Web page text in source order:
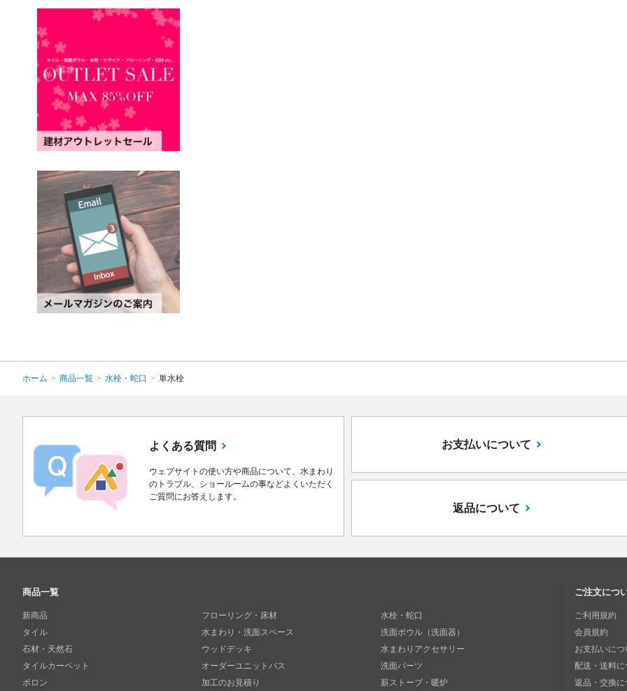
ホーム > 商品一覧 > 水栓・蛇口 > 単水栓
よくある質問
ウェブサイトの使い方や商品について、水まわり
のトラブル、ショールームの事などよくいただく
ご質問にお答えします。
お支払いについて
返品について
商品一覧
新商品
タイル
石材・天然石
タイルカーペット
ボロン
フローリング・床材
水まわり・洗面スペース
ウッドデッキ
オーダーユニットバス
加工のお見積り
水栓・蛇口
洗面ボウル（洗面器）
水まわりアクセサリー
洗面パーツ
薪ストーブ・暖炉
ご注文につ
ご利用規約
会員規約
お支払いにつ
配送・送料に
返品・交換に